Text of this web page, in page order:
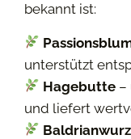
bekannt ist:
unterstützt
Hagebutte –
und liefert